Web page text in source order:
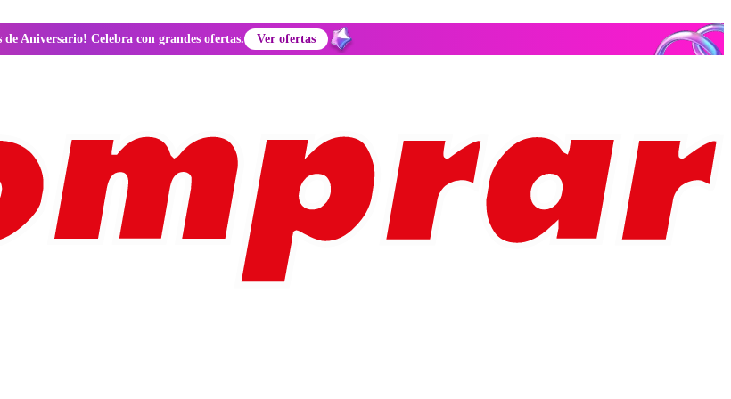
de Aniversario! Celebra con grandes ofertas. Ver ofertas